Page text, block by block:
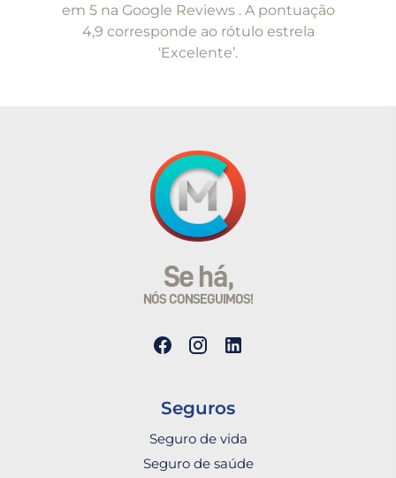
em 5 na Google Reviews . A pontuação
4,9 corresponde ao rótulo estrela
‘Excelente’.
Se há,
NÓS CONSEGUIMOS!
Seguros
Seguro de vida
Seguro de saúde